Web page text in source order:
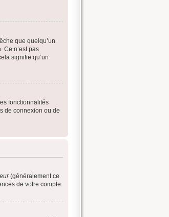
que quelqu’un
Ce n’est pas
signifie qu’un
fonctionnalités
de connexion ou de
(généralement ce
de votre compte.